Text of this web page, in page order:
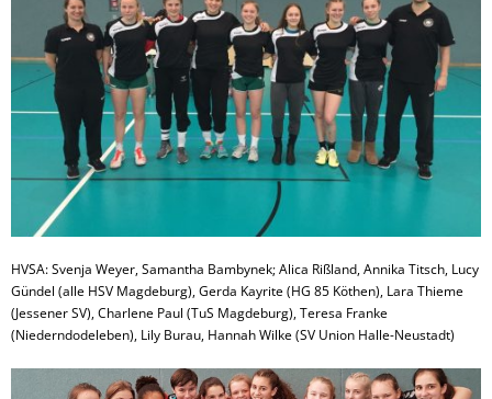
HVSA: Svenja Weyer, Samantha Bambynek; Alica Rißland, Annika Titsch, Lucy
Gündel (alle HSV Magdeburg), Gerda Kayrite (HG 85 Köthen), Lara Thieme
(Jessener SV), Charlene Paul (TuS Magdeburg), Teresa Franke
(Niederndodeleben), Lily Burau, Hannah Wilke (SV Union Halle-Neustadt)